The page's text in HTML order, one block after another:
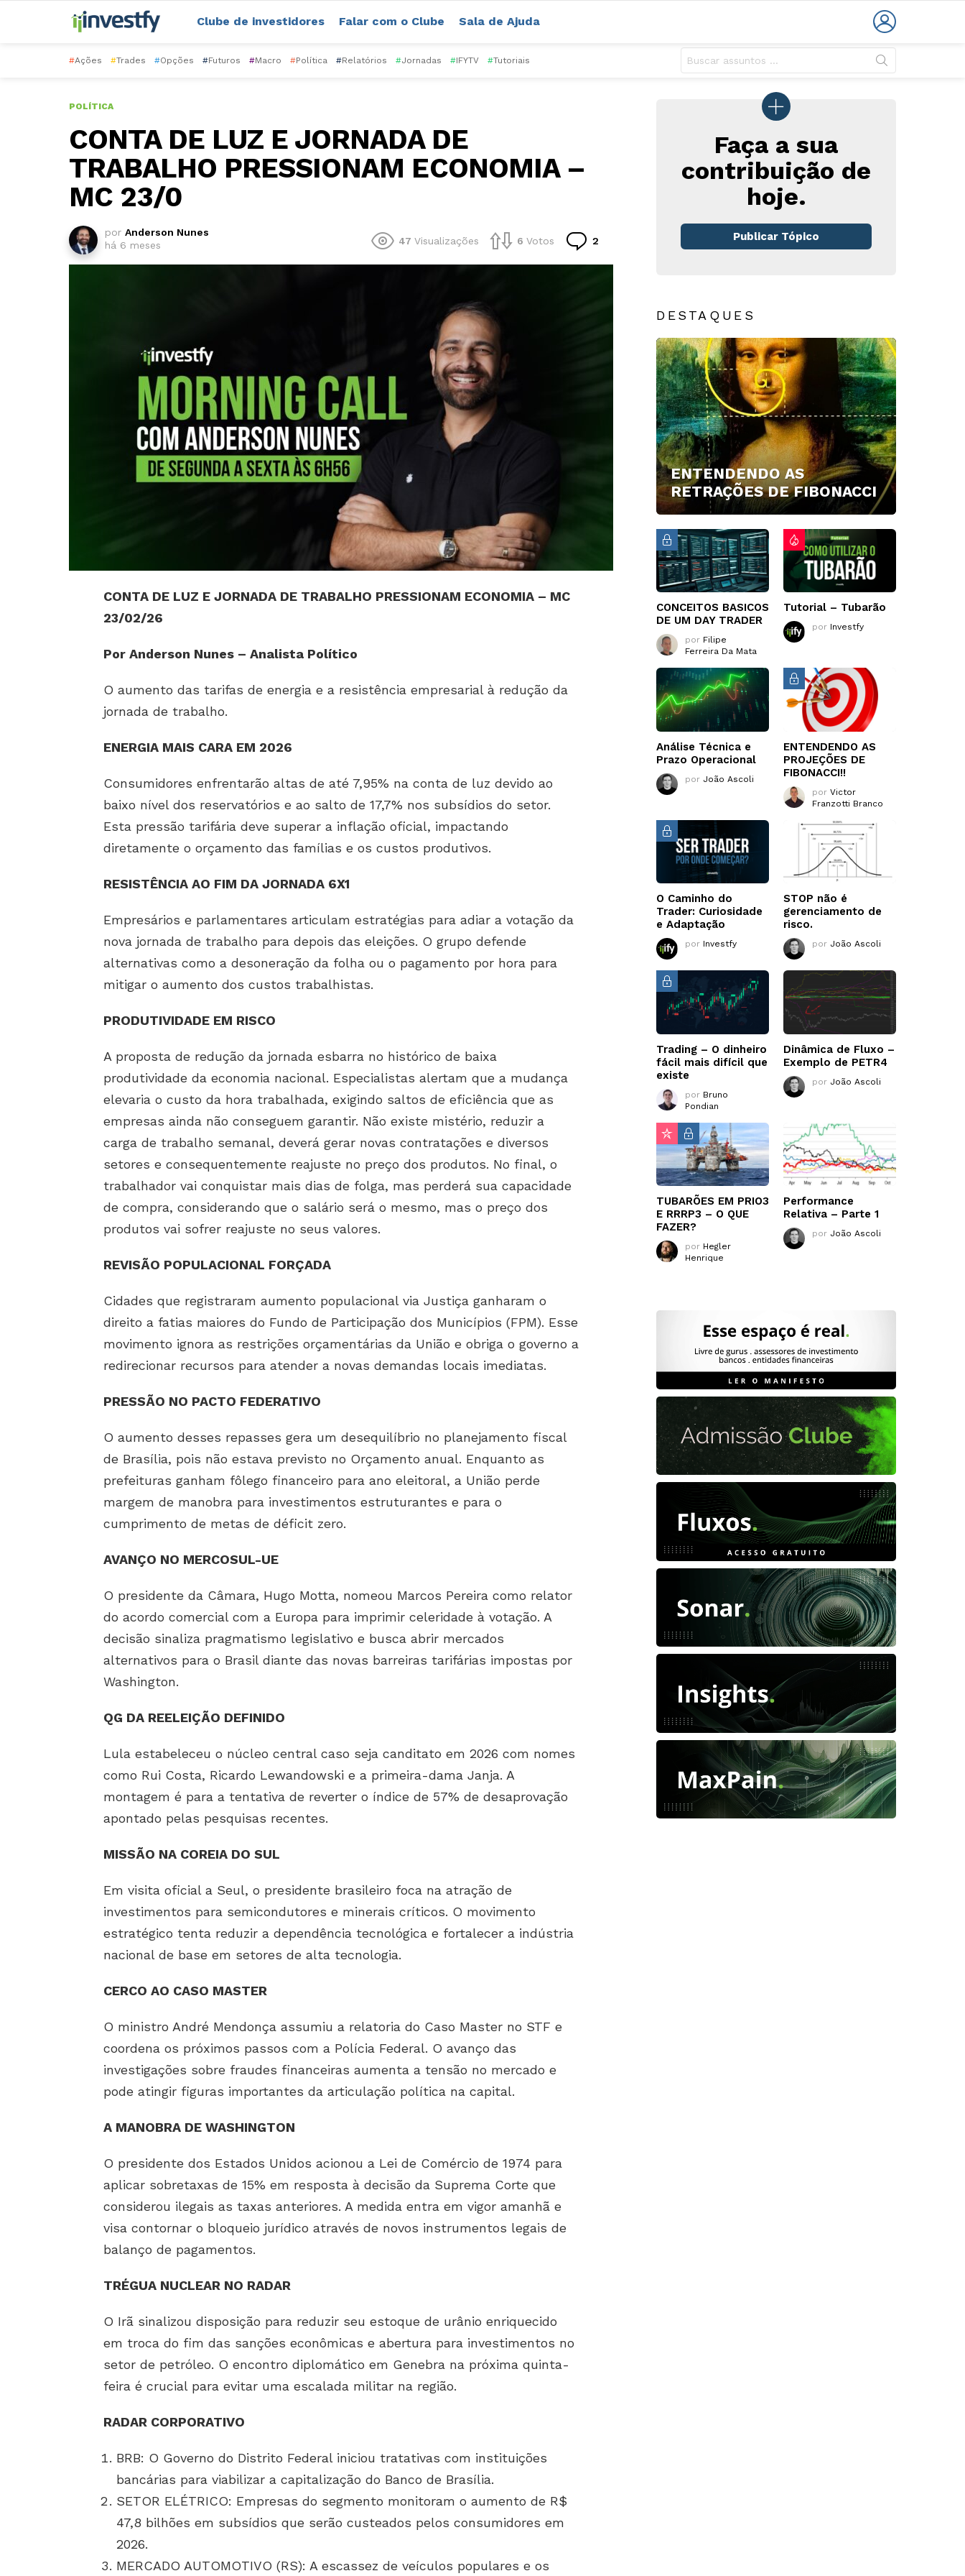
Clube de investidores Falar com o Clube Sala de Ajuda
#Ações #Trades #Opções #Futuros #Macro #Política #Relatórios #Jornadas #IFYTV #Tutoriais
POLÍTICA
CONTA DE LUZ E JORNADA DE
TRABALHO PRESSIONAM ECONOMIA –
MC 23/0
por Anderson Nunes
há 6 meses
47 Visualizações 6 Votos 2
CONTA DE LUZ E JORNADA DE TRABALHO PRESSIONAM ECONOMIA – MC
23/02/26
Por Anderson Nunes – Analista Político
O aumento das tarifas de energia e a resistência empresarial à redução da
jornada de trabalho.
ENERGIA MAIS CARA EM 2026
Consumidores enfrentarão altas de até 7,95% na conta de luz devido ao
baixo nível dos reservatórios e ao salto de 17,7% nos subsídios do setor.
Esta pressão tarifária deve superar a inflação oficial, impactando
diretamente o orçamento das famílias e os custos produtivos.
RESISTÊNCIA AO FIM DA JORNADA 6X1
Empresários e parlamentares articulam estratégias para adiar a votação da
nova jornada de trabalho para depois das eleições. O grupo defende
alternativas como a desoneração da folha ou o pagamento por hora para
mitigar o aumento dos custos trabalhistas.
PRODUTIVIDADE EM RISCO
A proposta de redução da jornada esbarra no histórico de baixa
produtividade da economia nacional. Especialistas alertam que a mudança
elevaria o custo da hora trabalhada, exigindo saltos de eficiência que as
empresas ainda não conseguem garantir. Não existe mistério, reduzir a
carga de trabalho semanal, deverá gerar novas contratações e diversos
setores e consequentemente reajuste no preço dos produtos. No final, o
trabalhador vai conquistar mais dias de folga, mas perderá sua capacidade
de compra, considerando que o salário será o mesmo, mas o preço dos
produtos vai sofrer reajuste no seus valores.
REVISÃO POPULACIONAL FORÇADA
Cidades que registraram aumento populacional via Justiça ganharam o
direito a fatias maiores do Fundo de Participação dos Municípios (FPM). Esse
movimento ignora as restrições orçamentárias da União e obriga o governo a
redirecionar recursos para atender a novas demandas locais imediatas.
PRESSÃO NO PACTO FEDERATIVO
O aumento desses repasses gera um desequilíbrio no planejamento fiscal
de Brasília, pois não estava previsto no Orçamento anual. Enquanto as
prefeituras ganham fôlego financeiro para ano eleitoral, a União perde
margem de manobra para investimentos estruturantes e para o
cumprimento de metas de déficit zero.
AVANÇO NO MERCOSUL-UE
O presidente da Câmara, Hugo Motta, nomeou Marcos Pereira como relator
do acordo comercial com a Europa para imprimir celeridade à votação. A
decisão sinaliza pragmatismo legislativo e busca abrir mercados
alternativos para o Brasil diante das novas barreiras tarifárias impostas por
Washington.
QG DA REELEIÇÃO DEFINIDO
Lula estabeleceu o núcleo central caso seja canditato em 2026 com nomes
como Rui Costa, Ricardo Lewandowski e a primeira-dama Janja. A
montagem é para a tentativa de reverter o índice de 57% de desaprovação
apontado pelas pesquisas recentes.
MISSÃO NA COREIA DO SUL
Em visita oficial a Seul, o presidente brasileiro foca na atração de
investimentos para semicondutores e minerais críticos. O movimento
estratégico tenta reduzir a dependência tecnológica e fortalecer a indústria
nacional de base em setores de alta tecnologia.
CERCO AO CASO MASTER
O ministro André Mendonça assumiu a relatoria do Caso Master no STF e
coordena os próximos passos com a Polícia Federal. O avanço das
investigações sobre fraudes financeiras aumenta a tensão no mercado e
pode atingir figuras importantes da articulação política na capital.
A MANOBRA DE WASHINGTON
O presidente dos Estados Unidos acionou a Lei de Comércio de 1974 para
aplicar sobretaxas de 15% em resposta à decisão da Suprema Corte que
considerou ilegais as taxas anteriores. A medida entra em vigor amanhã e
visa contornar o bloqueio jurídico através de novos instrumentos legais de
balanço de pagamentos.
TRÉGUA NUCLEAR NO RADAR
O Irã sinalizou disposição para reduzir seu estoque de urânio enriquecido
em troca do fim das sanções econômicas e abertura para investimentos no
setor de petróleo. O encontro diplomático em Genebra na próxima quinta-
feira é crucial para evitar uma escalada militar na região.
RADAR CORPORATIVO
BRB: O Governo do Distrito Federal iniciou tratativas com instituições
bancárias para viabilizar a capitalização do Banco de Brasília.
SETOR ELÉTRICO: Empresas do segmento monitoram o aumento de R$
47,8 bilhões em subsídios que serão custeados pelos consumidores em
2026.
MERCADO AUTOMOTIVO (RS): A escassez de veículos populares e os
Faça a sua
contribuição de
hoje.
Publicar Tópico
DESTAQUES
ENTENDENDO AS
RETRAÇÕES DE FIBONACCI
CONCEITOS BASICOS
DE UM DAY TRADER
por Filipe
Ferreira Da Mata
Tutorial – Tubarão
por Investfy
Análise Técnica e
Prazo Operacional
por João Ascoli
ENTENDENDO AS
PROJEÇÕES DE
FIBONACCI!!
por Victor
Franzotti Branco
O Caminho do
Trader: Curiosidade
e Adaptação
por Investfy
STOP não é
gerenciamento de
risco.
por João Ascoli
Trading – O dinheiro
fácil mais difícil que
existe
por Bruno
Pondian
Dinâmica de Fluxo –
Exemplo de PETR4
por João Ascoli
TUBARÕES EM PRIO3
E RRRP3 – O QUE
FAZER?
por Hegler
Henrique
Performance
Relativa – Parte 1
por João Ascoli